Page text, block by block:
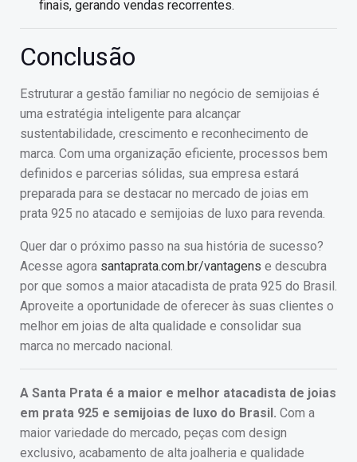
finais, gerando vendas recorrentes.
Conclusão
Estruturar a gestão familiar no negócio de semijoias é
uma estratégia inteligente para alcançar
sustentabilidade, crescimento e reconhecimento de
marca. Com uma organização eficiente, processos bem
definidos e parcerias sólidas, sua empresa estará
preparada para se destacar no mercado de joias em
prata 925 no atacado e semijoias de luxo para revenda.
Quer dar o próximo passo na sua história de sucesso?
Acesse agora santaprata.com.br/vantagens e descubra
por que somos a maior atacadista de prata 925 do Brasil.
Aproveite a oportunidade de oferecer às suas clientes o
melhor em joias de alta qualidade e consolidar sua
marca no mercado nacional.
A Santa Prata é a maior e melhor atacadista de joias
em prata 925 e semijoias de luxo do Brasil. Com a
maior variedade do mercado, peças com design
exclusivo, acabamento de alta joalheria e qualidade